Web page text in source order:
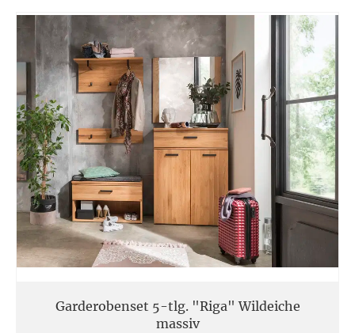
Garderobenset 5-tlg. "Riga" Wildeiche
massiv